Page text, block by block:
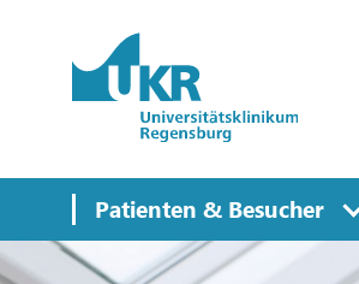
Springe zum Hauptinhalt
Patienten & Besucher